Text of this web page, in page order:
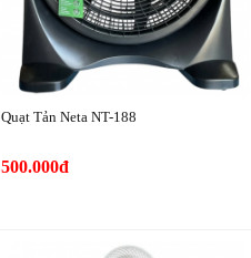
Quạt Tản Neta NT-188
500.000đ